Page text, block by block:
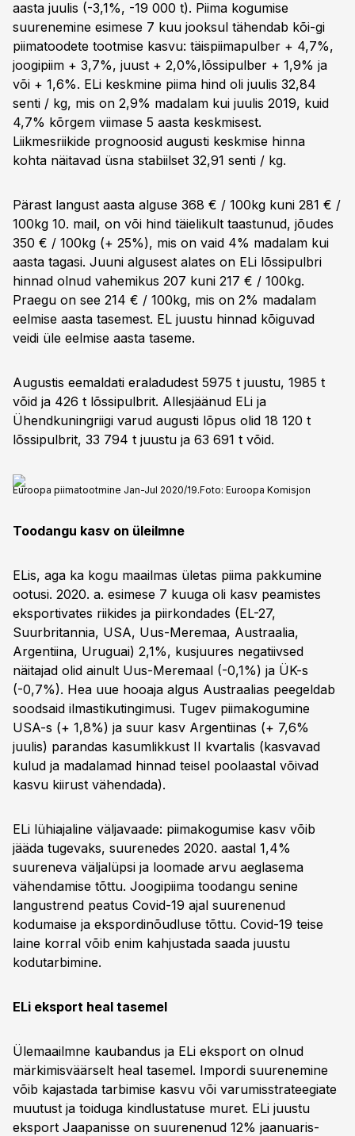
aasta juulis (-3,1%, -19 000 t). Piima kogumise
suurenemine esimese 7 kuu jooksul tähendab kõi-gi
piimatoodete tootmise kasvu: täispiimapulber + 4,7%,
joogipiim + 3,7%, juust + 2,0%,lõssipulber + 1,9% ja
või + 1,6%. ELi keskmine piima hind oli juulis 32,84
senti / kg, mis on 2,9% madalam kui juulis 2019, kuid
4,7% kõrgem viimase 5 aasta keskmisest.
Liikmesriikide prognoosid augusti keskmise hinna
kohta näitavad üsna stabiilset 32,91 senti / kg.
Pärast langust aasta alguse 368 € / 100kg kuni 281 € /
100kg 10. mail, on või hind täielikult taastunud, jõudes
350 € / 100kg (+ 25%), mis on vaid 4% madalam kui
aasta tagasi. Juuni algusest alates on ELi lõssipulbri
hinnad olnud vahemikus 207 kuni 217 € / 100kg.
Praegu on see 214 € / 100kg, mis on 2% madalam
eelmise aasta tasemest. EL juustu hinnad kõiguvad
veidi üle eelmise aasta taseme.
Augustis eemaldati eraladudest 5975 t juustu, 1985 t
võid ja 426 t lõssipulbrit. Allesjäänud ELi ja
Ühendkuningriigi varud augusti lõpus olid 18 120 t
lõssipulbrit, 33 794 t juustu ja 63 691 t võid.
Euroopa piimatootmine Jan-Jul 2020/19.Foto: Euroopa Komisjon
Toodangu kasv on üleilmne
ELis, aga ka kogu maailmas ületas piima pakkumine
ootusi. 2020. a. esimese 7 kuuga oli kasv peamistes
eksportivates riikides ja piirkondades (EL-27,
Suurbritannia, USA, Uus-Meremaa, Austraalia,
Argentiina, Uruguai) 2,1%, kusjuures negatiivsed
näitajad olid ainult Uus-Meremaal (-0,1%) ja ÜK-s
(-0,7%). Hea uue hooaja algus Austraalias peegeldab
soodsaid ilmastikutingimusi. Tugev piimakogumine
USA-s (+ 1,8%) ja suur kasv Argentiinas (+ 7,6%
juulis) parandas kasumlikkust II kvartalis (kasvavad
kulud ja madalamad hinnad teisel poolaastal võivad
kasvu kiirust vähendada).
ELi lühiajaline väljavaade: piimakogumise kasv võib
jääda tugevaks, suurenedes 2020. aastal 1,4%
suureneva väljalüpsi ja loomade arvu aeglasema
vähendamise tõttu. Joogipiima toodangu senine
langustrend peatus Covid-19 ajal suurenenud
kodumaise ja ekspordinõudluse tõttu. Covid-19 teise
laine korral võib enim kahjustada saada juustu
kodutarbimine.
ELi eksport heal tasemel
Ülemaailmne kaubandus ja ELi eksport on olnud
märkimisväärselt heal tasemel. Impordi suurenemine
võib kajastada tarbimise kasvu või varumisstrateegiate
muutust ja toiduga kindlustatuse muret. ELi juustu
eksport Jaapanisse on suurenenud 12% jaanuaris-